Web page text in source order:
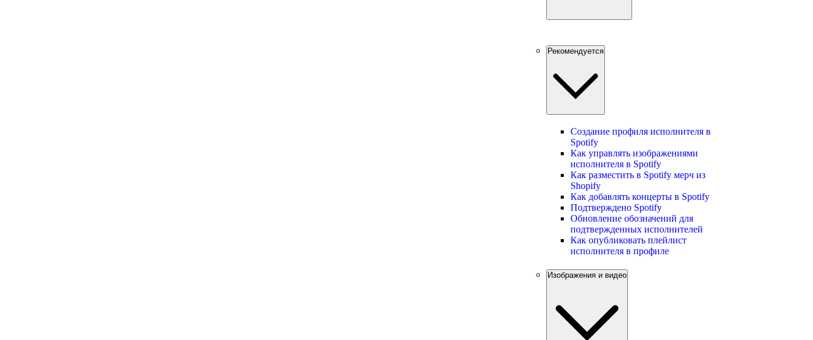
Рекомендуется
Создание профиля исполнителя в
Spotify
Как управлять изображениями
исполнителя в Spotify
Как разместить в Spotify мерч из
Shopify
Как добавлять концерты в Spotify
Подтверждено Spotify
Обновление обозначений для
подтвержденных исполнителей
Как опубликовать плейлист
исполнителя в профиле
Изображения и видео